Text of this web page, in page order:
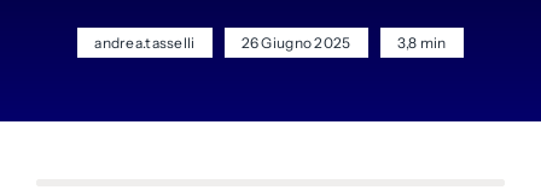
andrea.tasselli 26 Giugno 2025 3,8 min